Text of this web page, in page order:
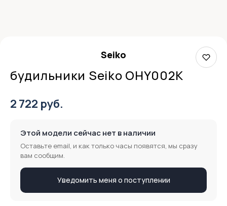
Seiko
будильники Seiko OHY002K
2 722 руб.
Этой модели сейчас нет в наличии
Оставьте email, и как только часы появятся, мы сразу
вам сообщим.
Уведомить меня о поступлении